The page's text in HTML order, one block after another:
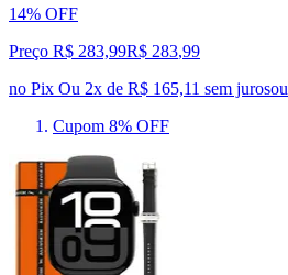
14% OFF
Preço R$ 283,99R$ 283,99
no Pix Ou 2x de R$ 165,11 sem jurosou
Cupom 8% OFF